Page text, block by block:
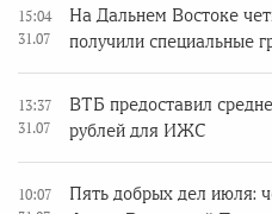
15:04
31.07
На Дальнем Востоке
получили специальные
13:37
31.07
ВТБ предоставил
рублей для ИЖС
10:07
Пять добрых дел июля: